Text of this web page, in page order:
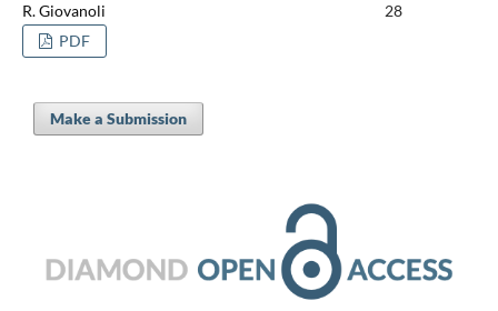
R. Giovanoli
28
PDF
Make a Submission